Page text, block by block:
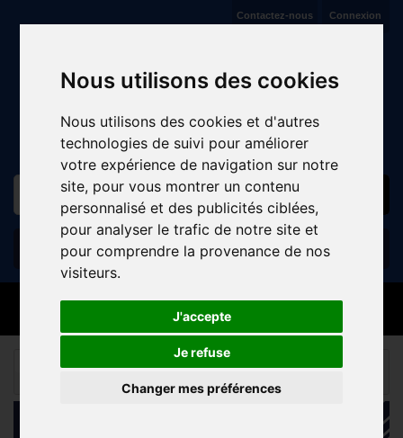
Nous utilisons des cookies
Nous utilisons des cookies et d'autres
technologies de suivi pour améliorer
votre expérience de navigation sur notre
site, pour vous montrer un contenu
personnalisé et des publicités ciblées,
pour analyser le trafic de notre site et
pour comprendre la provenance de nos
visiteurs.
J'accepte
Je refuse
Changer mes préférences
Connexion
Contactez-nous
Panier (vide)
MENU
ACCESSOIRES DIVERS BMX